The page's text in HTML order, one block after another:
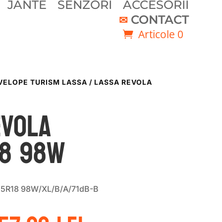
JANTE SENZORI
ACCESORII
CONTACT
Articole 0
TURISM LASSA / LASSA REVOLA
98W
98W/XL/B/A/71dB-B